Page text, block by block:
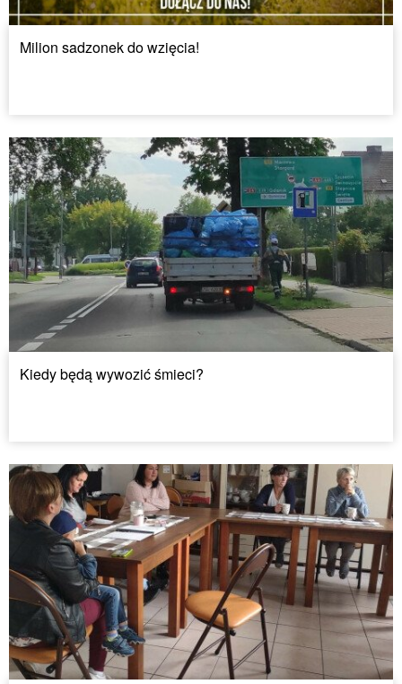
Milion sadzonek do wzięcia!
Kiedy będą wywozić śmieci?